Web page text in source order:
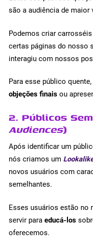
são a audiência de maior
Podemos criar
certas páginas do nosso
interagiu com nossos
Para esse público
objeções finais ou
2. Públicos
Audiences)
Após identificar um
nós criamos um
novos usuários com
semelhantes.
Esses usuários estão no
servir para educá-los
oferecemos.